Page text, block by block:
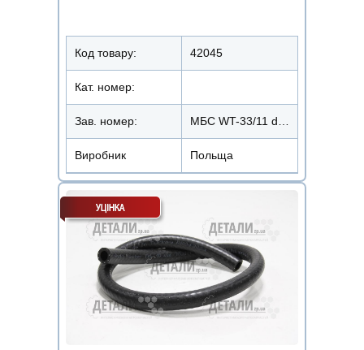
Код товару: 42045
Кат. номер:
Зав. номер: МБС WT-33/11 d10x3,4 20Атм. t+100°
Виробник Польща